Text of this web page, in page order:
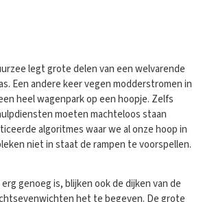
legt grote delen van een welvarende
Een andere keer vegen modderstromen in
heel wagenpark op een hoopje. Zelfs
moeten machteloos staan
algoritmes waar we al onze hoop in
niet in staat de rampen te voorspellen.
genoeg is, blijken ook de dijken van de
het te begeven. De grote